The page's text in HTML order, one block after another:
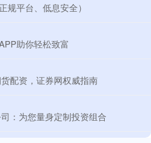
规平台、低息安全）
助你轻松致富
配资，证券网权威指南
：为您量身定制投资组合